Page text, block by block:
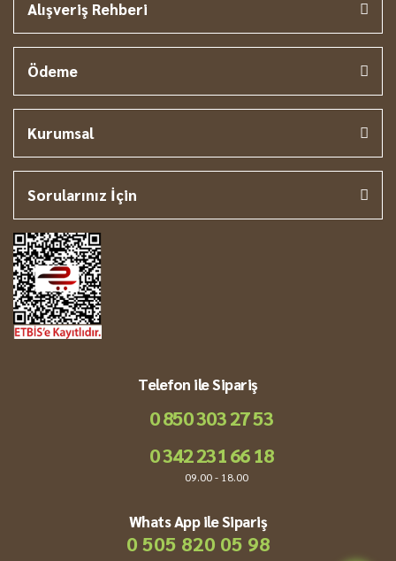
Alışveriş Rehberi
Ödeme
Kurumsal
Sorularınız İçin
Telefon ile Sipariş
0 850 303 27 53
0 342 231 66 18
09.00 - 18.00
Whats App ile Sipariş
0 505 820 05 98